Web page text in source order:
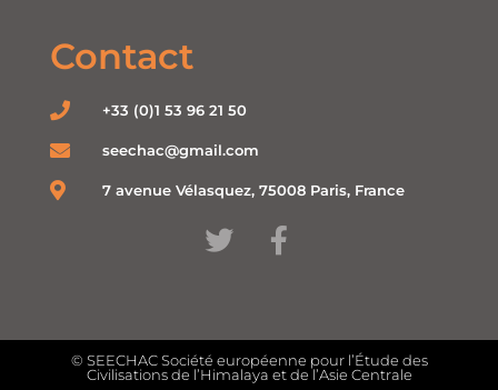
Contact
+33 (0)1 53 96 21 50
seechac@gmail.com
7 avenue Vélasquez, 75008 Paris, France
© SEECHAC Société européenne pour l’Étude des
Civilisations de l’Himalaya et de l’Asie Centrale